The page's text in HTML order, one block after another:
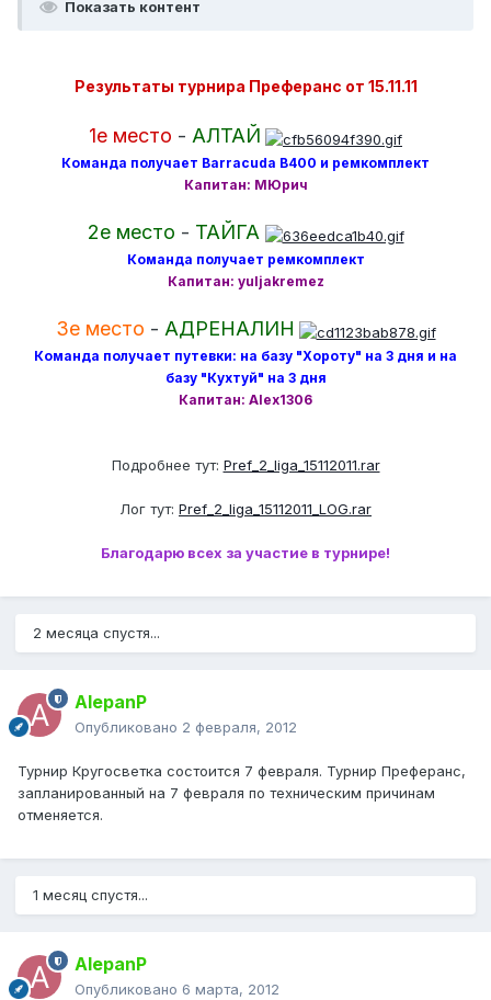
Показать контент
Результаты турнира Преферанс от 15.11.11
1е место - АЛТАЙ
Команда получает Barracuda B400 и ремкомплект
Капитан: МЮрич
2е место - ТАЙГА
Команда получает ремкомплект
Капитан: yuljakremez
3е место - АДРЕНАЛИН
Команда получает путевки: на базу "Хороту" на 3 дня и на
базу "Кухтуй" на 3 дня
Капитан: Alex1306
Подробнее тут: Pref_2_liga_15112011.rar
Лог тут: Pref_2_liga_15112011_LOG.rar
Благодарю всех за участие в турнире!
2 месяца спустя...
AlepanP
Опубликовано 2 февраля, 2012
Турнир Кругосветка состоится 7 февраля. Турнир Преферанс,
запланированный на 7 февраля по техническим причинам
отменяется.
1 месяц спустя...
AlepanP
Опубликовано 6 марта, 2012